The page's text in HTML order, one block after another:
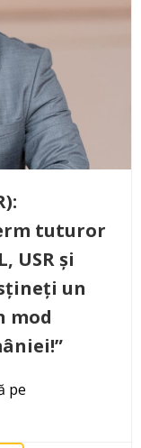
tuturor
USR și
un
mod
pe